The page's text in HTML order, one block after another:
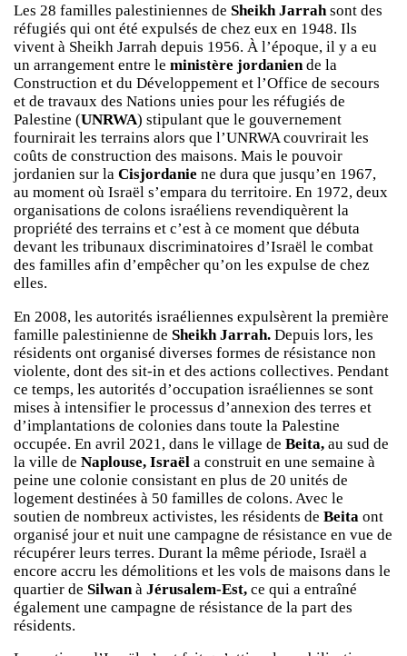
Les 28 familles palestiniennes de Sheikh Jarrahsont des
réfugiés qui ont été expulsés de chez eux en 1948. Ils
vivent à Sheikh Jarrah depuis 1956. À l’époque, il y a eu
un arrangement entre le ministère jordaniende la
Construction et du Développement et l’Office de secours
et de travaux des Nations unies pour les réfugiés de
Palestine (UNRWA) stipulant que le gouvernement
fournirait les terrains alors que l’UNRWA couvrirait les
coûts de construction des maisons. Mais le pouvoir
jordanien sur la Cisjordanie ne dura que jusqu’en 1967,
au moment où Israël s’empara du territoire. En 1972, deux
organisations de colons israéliens revendiquèrent la
propriété des terrains et c’est à ce moment que débuta
devant les tribunaux discriminatoires d’Israël le combat
des familles afin d’empêcher qu’on les expulse de chez
elles.
En 2008, les autorités israéliennes expulsèrent la première
famille palestinienne de Sheikh Jarrah. Depuis lors, les
résidents ont organisé diverses formes de résistance non
violente, dont des sit-in et des actions collectives. Pendant
ce temps, les autorités d’occupation israéliennes se sont
mises à intensifier le processus d’annexion des terres et
d’implantations de colonies dans toute la Palestine
occupée. En avril 2021, dans le village de Beita, au sud de
la ville de Naplouse, Israël a construit en une semaine à
peine une colonie consistant en plus de 20 unités de
logement destinées à 50 familles de colons. Avec le
soutien de nombreux activistes, les résidents de Beita ont
organisé jour et nuit une campagne de résistance en vue de
récupérer leurs terres. Durant la même période, Israël a
encore accru les démolitions et les vols de maisons dans le
quartier de Silwan à Jérusalem-Est, ce qui a entraîné
également une campagne de résistance de la part des
résidents.